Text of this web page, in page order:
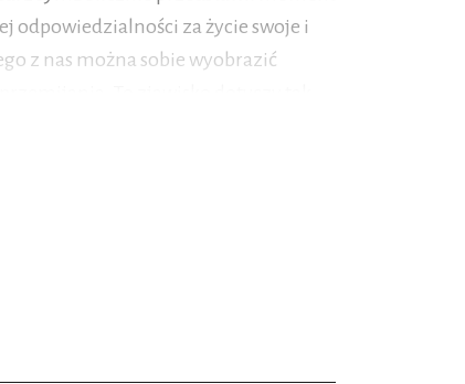
odpowiedzialności za życie swoje i
z nas można sobie wyobrazić
projektów. Intuicyjnie odczuwam,